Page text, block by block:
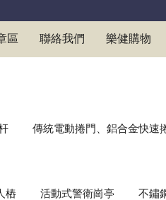
區 聯絡我們 樂健購物
傳統電動捲門、鋁合金快速
樁 活動式警衛崗亭 不鏽